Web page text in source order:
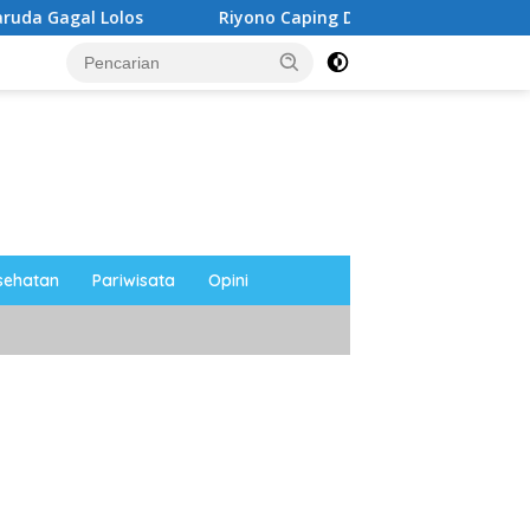
Riyono Caping Dorong Ibu-Ibu Magetan
Pariwisata Opini